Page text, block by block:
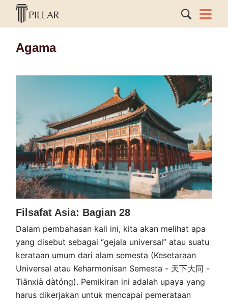
Agama
Filsafat Asia: Bagian 28
Dalam pembahasan kali ini, kita akan melihat apa
yang disebut sebagai “gejala universal” atau suatu
kerataan umum dari alam semesta (Kesetaraan
Universal atau Keharmonisan Semesta - 天下大同 -
Tiānxià dàtóng). Pemikiran ini adalah upaya yang
harus dikerjakan untuk mencapai pemerataan